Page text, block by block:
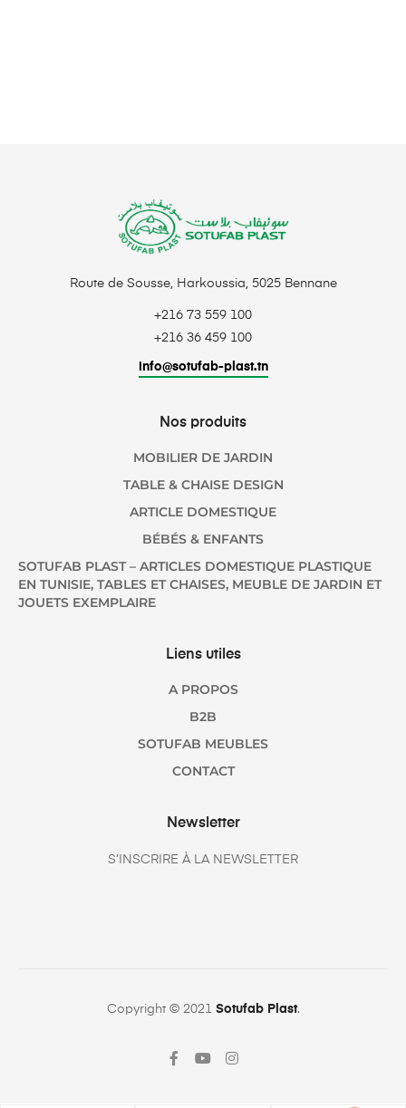
Route de Sousse, Harkoussia, 5025 Bennane
+216 73 559 100
+216 36 459 100
info@sotufab-plast.tn
Nos produits
MOBILIER DE JARDIN
TABLE & CHAISE DESIGN
ARTICLE DOMESTIQUE
BÉBÉS & ENFANTS
SOTUFAB PLAST – ARTICLES DOMESTIQUE PLASTIQUE
EN TUNISIE, TABLES ET CHAISES, MEUBLE DE JARDIN ET
JOUETS EXEMPLAIRE
Liens utiles
A PROPOS
B2B
SOTUFAB MEUBLES
CONTACT
Newsletter
S’INSCRIRE À LA NEWSLETTER
Copyright © 2021 Sotufab Plast.